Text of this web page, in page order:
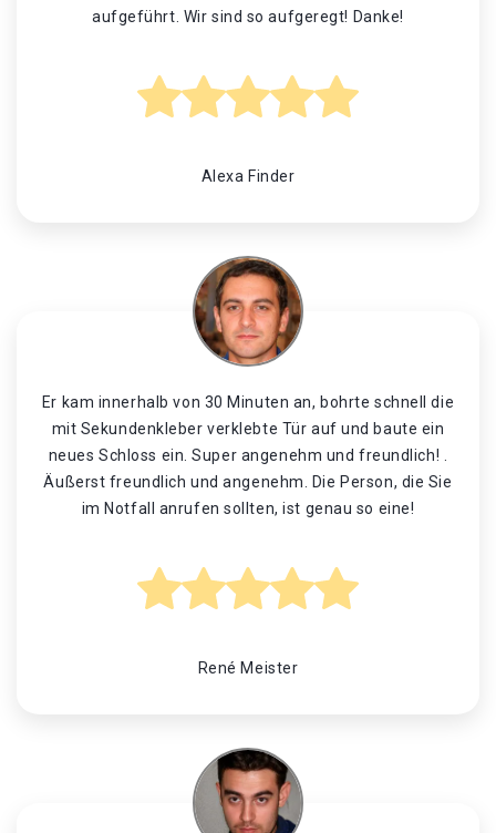
aufgeführt. Wir sind so aufgeregt! Danke!
Alexa Finder
Er kam innerhalb von 30 Minuten an, bohrte schnell die
mit Sekundenkleber verklebte Tür auf und baute ein
neues Schloss ein. Super angenehm und freundlich! .
Äußerst freundlich und angenehm. Die Person, die Sie
im Notfall anrufen sollten, ist genau so eine!
René Meister